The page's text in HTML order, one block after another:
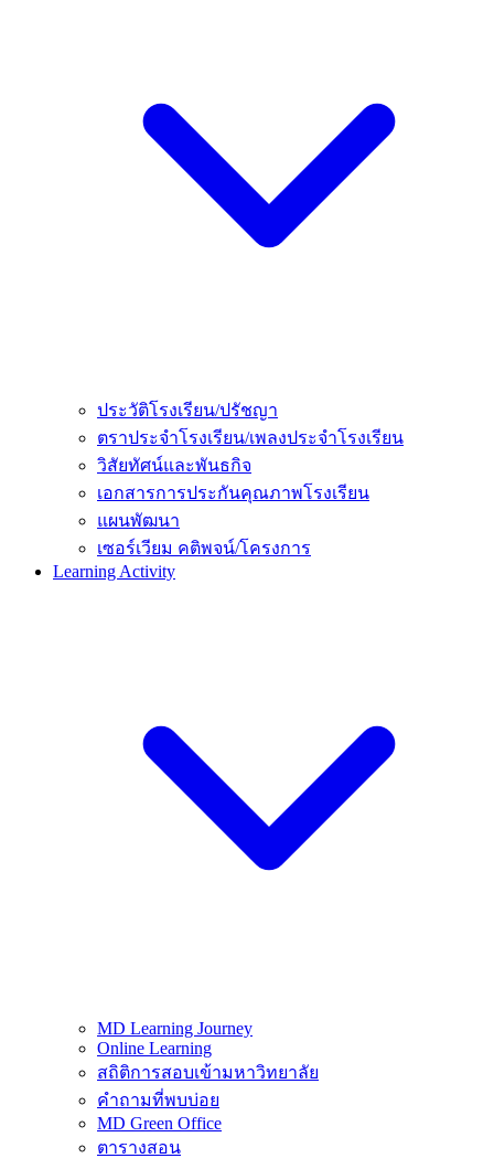
ประวัติโรงเรียน/ปรัชญา
ตราประจำโรงเรียน/เพลงประจำโรงเรียน
วิสัยทัศน์และพันธกิจ
เอกสารการประกันคุณภาพโรงเรียน
แผนพัฒนา
เซอร์เวียม คติพจน์/โครงการ
Learning Activity
MD Learning Journey
Online Learning
สถิติการสอบเข้ามหาวิทยาลัย
คำถามที่พบบ่อย
MD Green Office
ตารางสอน